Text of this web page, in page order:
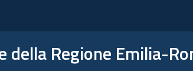
Regione Emilia-